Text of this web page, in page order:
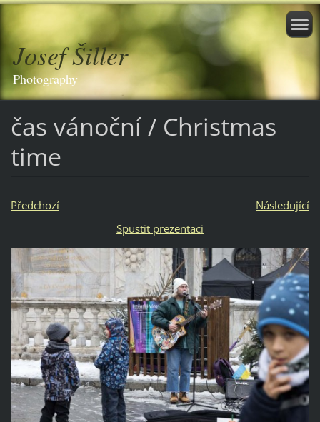
Josef Šiller
Photography
čas vánoční / Christmas
time
Předchozí
Následující
Spustit prezentaci